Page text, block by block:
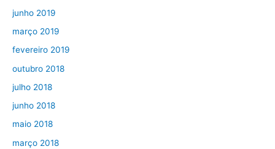
junho 2019
março 2019
fevereiro 2019
outubro 2018
julho 2018
junho 2018
maio 2018
março 2018